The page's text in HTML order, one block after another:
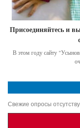
Присоединяйтесь и
В этом году сайту
Свежие опросы